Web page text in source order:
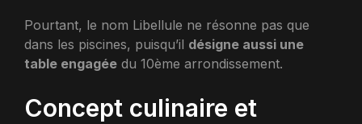
Pourtant, le nom Libellule ne résonne pas que
dans les piscines, puisqu’il désigne aussi une
table engagée du 10ème arrondissement.
Concept culinaire et